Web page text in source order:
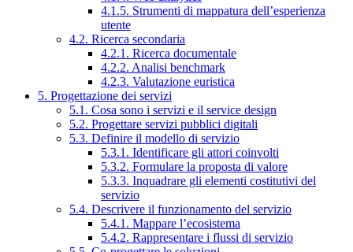
4.1.5. Strumenti di mappatura dell’esperienza
utente
4.2. Ricerca secondaria
4.2.1. Ricerca documentale
4.2.2. Analisi benchmark
4.2.3. Valutazione euristica
5. Progettazione dei servizi
5.1. Cosa sono i servizi e il service design
5.2. Progettare servizi pubblici digitali
5.3. Definire il modello di servizio
5.3.1. Identificare gli attori coinvolti
5.3.2. Formulare la proposta di valore
5.3.3. Inquadrare gli elementi costitutivi del
servizio
5.4. Descrivere il funzionamento del servizio
5.4.1. Mappare l’ecosistema
5.4.2. Rappresentare i flussi di servizio